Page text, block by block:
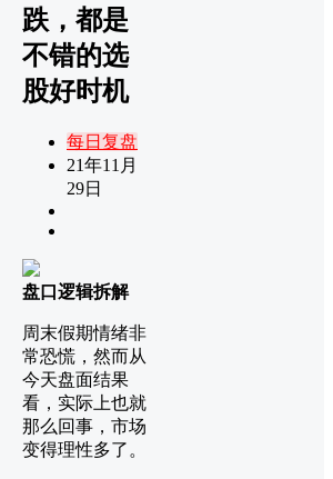
跌，都是
不错的选
股好时机
每日复盘
21年11月
29日
盘口逻辑拆解
周末假期情绪非
常恐慌，然而从
今天盘面结果
看，实际上也就
那么回事，市场
变得理性多了。